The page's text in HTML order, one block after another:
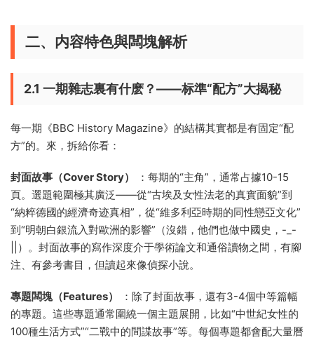
二、内容特色與闆塊解析
2.1 一期雜志裏有什麽？——标準“配方”大揭秘
每一期《BBC History Magazine》的結構其實都是有固定“配
方”的。來，拆給你看：
封面故事（Cover Story）
：每期的“主角”，通常占據10-15
頁。選題範圍極其廣泛——從“古埃及女性法老的真實面貌”到
“納粹德國的經濟奇迹真相”，從“維多利亞時期的同性戀亞文化”
到“明朝白銀流入對歐洲的影響”（沒錯，他們也做中國史，-_-
||）。封面故事的寫作深度介于學術論文和通俗讀物之間，有腳
注、有參考書目，但讀起來像偵探小說。
專題闆塊（Features）
：除了封面故事，還有3-4個中等篇幅
的專題。這些專題通常圍繞一個主題展開，比如“中世紀女性的
100種生活方式”“二戰中的間諜故事”等。每個專題都會配大量曆